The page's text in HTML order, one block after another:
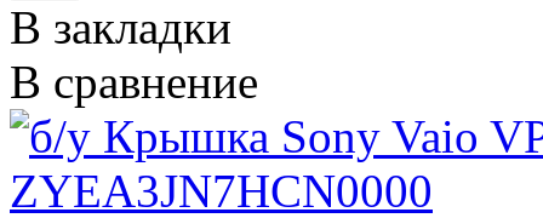
В закладки
В сравнение